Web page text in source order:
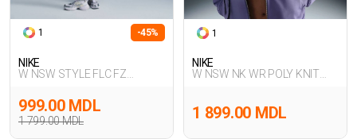
1 -45%
NIKE
W NSW STYLE FLC FZ
1 799.00 MDL
999.00 MDL
1
NIKE
W NSW NK WR POLY KNIT
1 899.00 MDL